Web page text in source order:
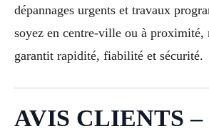
dépannages urgents et travaux
soyez en centre-ville ou à proximité,
garantit rapidité, fiabilité et sécurité.
AVIS CLIENTS –